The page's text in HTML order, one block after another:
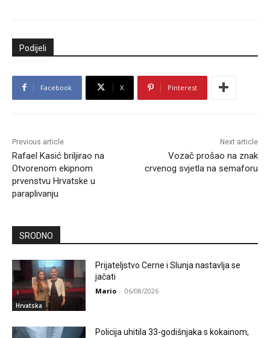
Podijeli
Facebook X Pinterest
Previous article
Rafael Kasić briljirao na
Otvorenom ekipnom
prvenstvu Hrvatske u
paraplivanju
Next article
Vozač prošao na znak
crvenog svjetla na semaforu
SRODNO
Hrvatska
Prijateljstvo Cerne i Slunja nastavlja se
jačati
Mario - 06/08/2026
Policija uhitila 33-godišnjaka s kokainom,